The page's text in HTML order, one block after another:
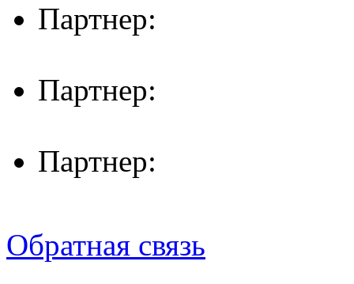
Партнер:
Партнер:
Партнер:
Обратная связь